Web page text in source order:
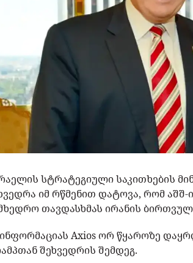
სტრატეგიული საკითხების
იმ რწმენით დატოვა, რომ
თავდასხმას ირანის
Axios ორ წყაროზე
შეხვედრის შემდეგ.